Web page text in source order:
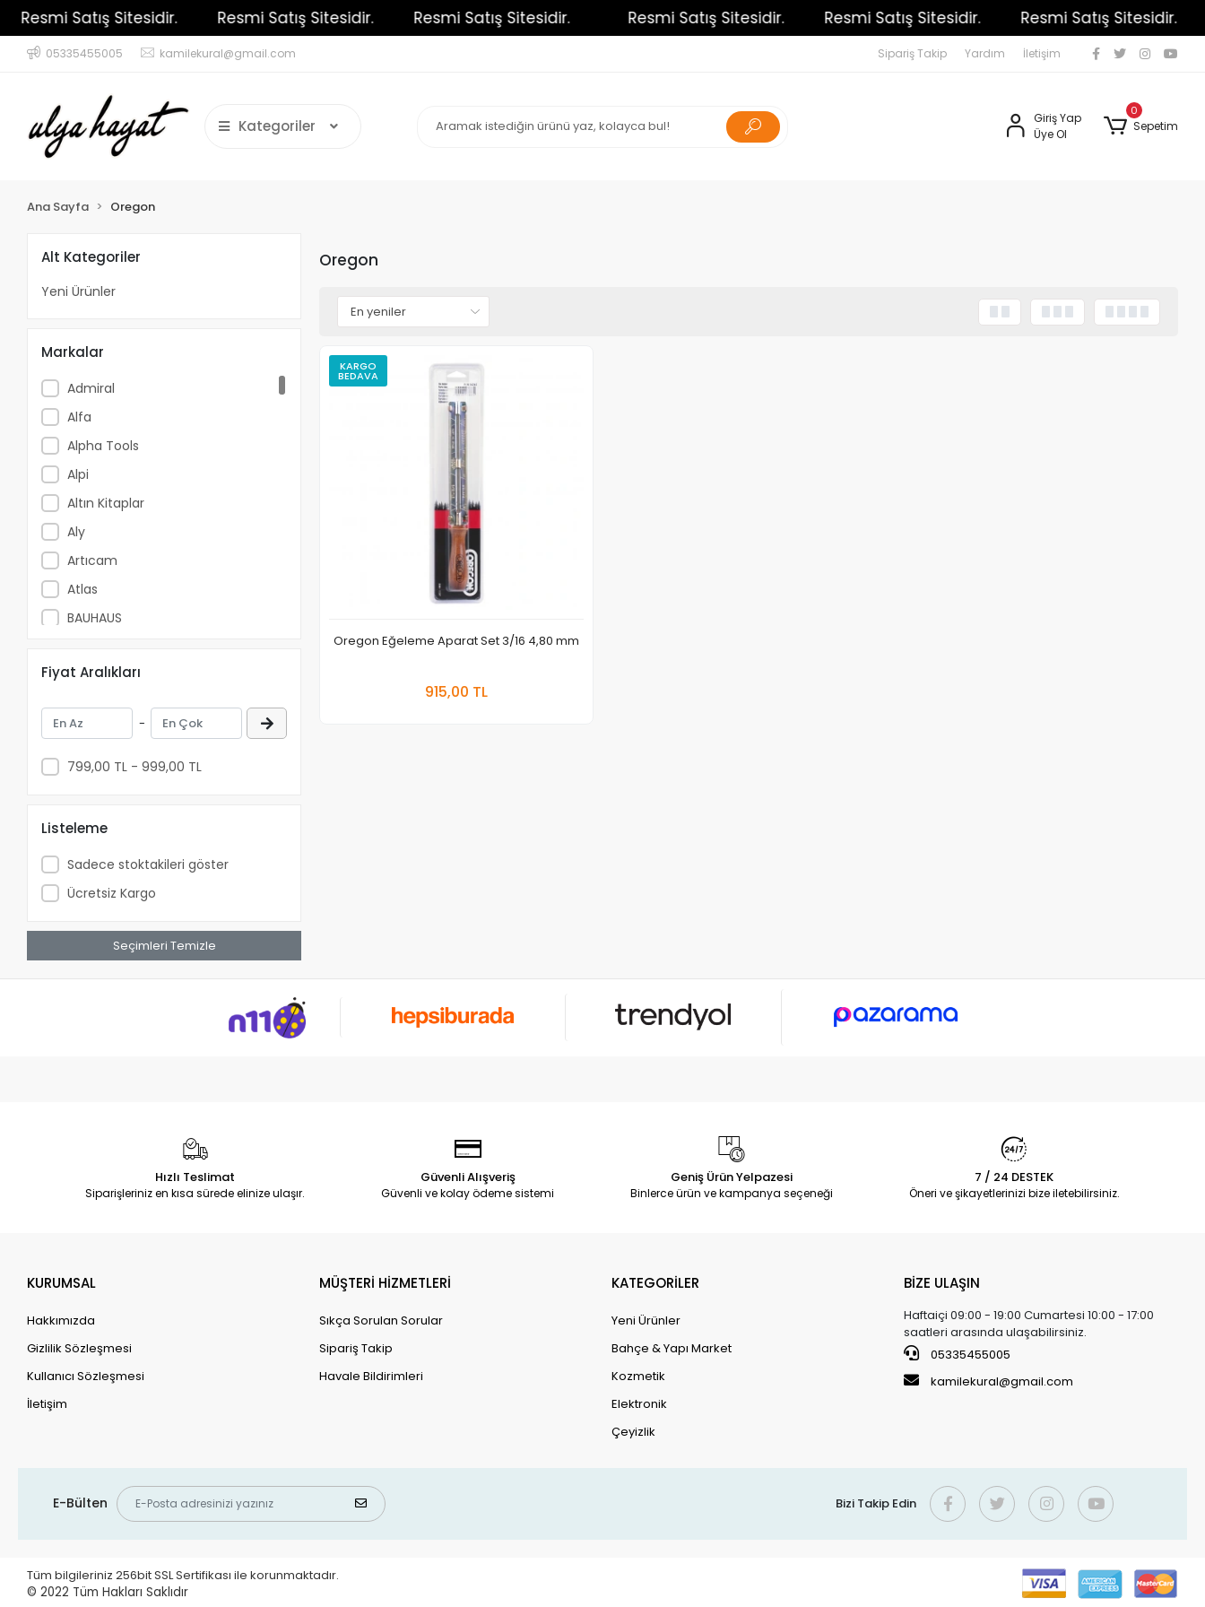
Resmi Satış Sitesidir. Resmi Satış Sitesidir. Resmi Satış Sitesidir. Resmi Satış Sitesidir. Resmi Satış Sitesidir. Resmi Satış Sitesidir.
05335455005 kamilekural@gmail.com Sipariş Takip Yardım İletişim
Kategoriler
Giriş Yap
Üye Ol
0
Sepetim
Ana Sayfa Oregon
Alt Kategoriler
Yeni Ürünler
Markalar
Admiral
Alfa
Alpha Tools
Alpi
Altın Kitaplar
Aly
Artıcam
Atlas
BAUHAUS
Beta Kitap
Beyaz Balina Yayınları
Biglift
Bilgeoğuz Yayınları
Black&Decker
ziyaret edin
Bosch Professional Store’u ziyaret
Craftomat
Dide i Nur
Duracell
Edn
Fiyat Aralıkları
-
799,00 TL - 999,00 TL
Listeleme
Sadece stoktakileri göster
Ücretsiz Kargo
Seçimleri Temizle
Oregon
KARGO
BEDAVA
Oregon Eğeleme Aparat Set 3/16 4,80 mm
915,00 TL
Hızlı Teslimat
Siparişleriniz en kısa sürede elinize ulaşır.
Güvenli Alışveriş
Güvenli ve kolay ödeme sistemi
Geniş Ürün Yelpazesi
Binlerce ürün ve kampanya seçeneği
7 / 24 DESTEK
Öneri ve şikayetlerinizi bize iletebilirsiniz.
KURUMSAL
Hakkımızda
Gizlilik Sözleşmesi
Kullanıcı Sözleşmesi
İletişim
MÜŞTERİ HİZMETLERİ
Sıkça Sorulan Sorular
Sipariş Takip
Havale Bildirimleri
KATEGORİLER
Yeni Ürünler
Bahçe & Yapı Market
Kozmetik
Elektronik
Çeyizlik
BİZE ULAŞIN
Haftaiçi 09:00 - 19:00 Cumartesi 10:00 - 17:00
saatleri arasında ulaşabilirsiniz.
05335455005
kamilekural@gmail.com
E-Bülten Bizi Takip Edin
Tüm bilgileriniz 256bit SSL Sertifikası ile korunmaktadır.
© 2022 Tüm Hakları Saklıdır